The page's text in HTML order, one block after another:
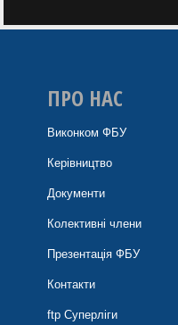
ПРО НАС
Виконком ФБУ
Керівництво
Документи
Колективні члени
Презентація ФБУ
Контакти
ftp Суперліги